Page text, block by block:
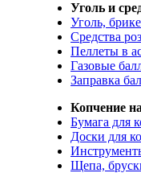
Уголь и
Уголь,
Средства
Пеллеты в
Газовые
Заправка
Копчение
Бумага для
Доски для
Щепа,